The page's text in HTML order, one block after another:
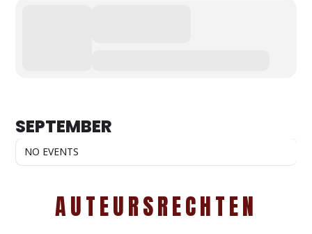
SEPTEMBER
NO EVENTS
AUTEURSRECHTEN